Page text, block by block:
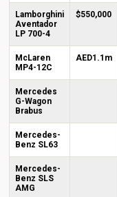
Lamborghini
Aventador
LP 700-4
$550,000
McLaren
MP4-12C
AED1.1m
Mercedes
G-Wagon
Brabus
Mercedes-
Benz SL63
Mercedes-
Benz SLS
AMG